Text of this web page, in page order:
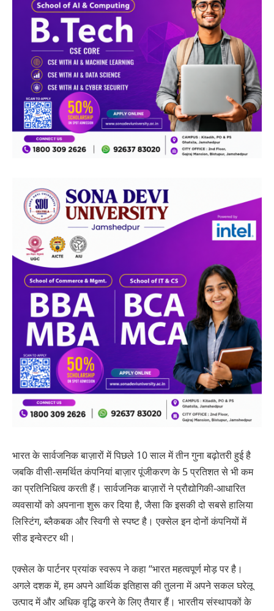
भारत के सार्वजनिक बाज़ारों में पिछले 10 साल में तीन गुना बढ़ोतरी हुई है
जबकि वीसी-समर्थित कंपनियां बाज़ार पूंजीकरण के 5 प्रतिशत से भी कम
का प्रतिनिधित्व करती हैं। सार्वजनिक बाज़ारों ने प्रौद्योगिकी-आधारित
व्यवसायों को अपनाना शुरू कर दिया है, जैसा कि इसकी दो सबसे हालिया
लिस्टिंग, ब्लैकबक और स्विगी से स्पष्ट है। एक्सेल इन दोनों कंपनियों में
सीड इन्वेस्टर थी।
एक्सेल के पार्टनर प्रयांक स्वरूप ने कहा “भारत महत्वपूर्ण मोड़ पर है।
अगले दशक में, हम अपने आर्थिक इतिहास की तुलना में अपने सकल घरेलू
उत्पाद में और अधिक वृद्धि करने के लिए तैयार हैं। भारतीय संस्थापकों के